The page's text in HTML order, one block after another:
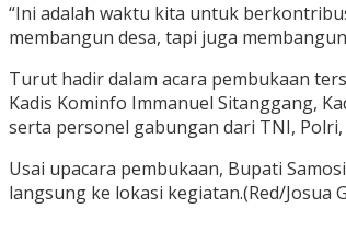
“Ini adalah waktu kita untuk
membangun desa, tapi juga
Turut hadir dalam acara pembukaan
Kadis Kominfo Immanuel Sitanggang,
serta personel gabungan dari TNI,
Usai upacara pembukaan, Bupati
langsung ke lokasi kegiatan.(Red/Josua